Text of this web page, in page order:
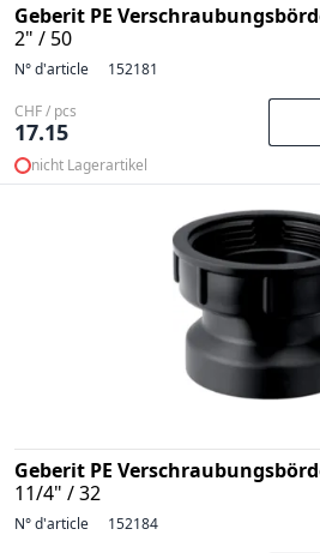
Geberit PE
2" / 50
N° d'article 152181
CHF / pcs
17.15
nicht Lagerartikel
Geberit PE
11/4" / 32
N° d'article 152184